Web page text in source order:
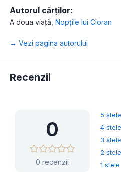
Autorul cărților:
A doua viață Nopţile lui Cioran
→ Vezi pagina autorului
Recenzii
0
0 recenzii
5 stele
4 stele
3 stele
2 stele
1 stele